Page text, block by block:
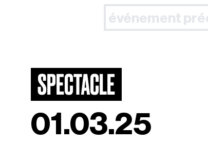
événement
SPECTACLE
01.03.25